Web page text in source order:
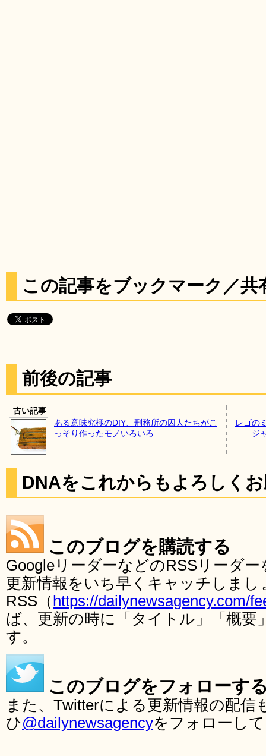
この記事をブックマーク／共
前後の記事
古い記事
ある意味究極のDIY、刑務所の囚人たちがこ
っそり作ったモノいろいろ
レゴの
ジ
DNAをこれからもよろしく
このブログを購読する
GoogleリーダーなどのRSSリーダ
更新情報をいち早くキャッチしま
RSS（ https://dailynewsagency.com/
ば、更新の時に「タイトル」「概要
す。
このブログをフォローす
また、Twitterによる更新情報の配
ひ@dailynewsagencyをフォローし